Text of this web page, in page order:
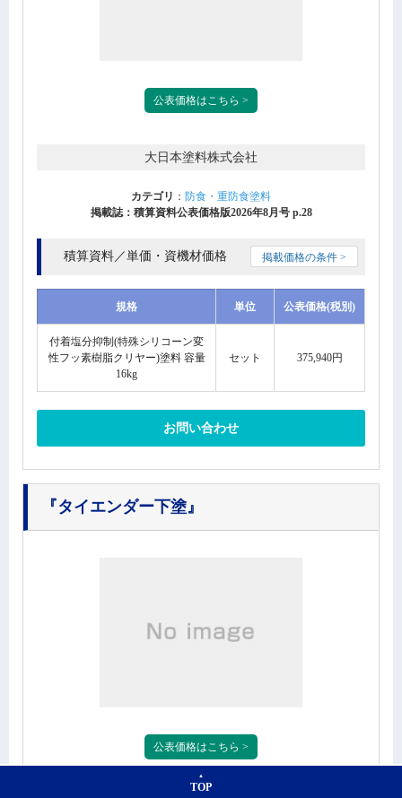
公表価格はこちら >
大日本塗料株式会社
カテゴリ ： 防食・重防食塗料
掲載誌：積算資料公表価格版2026年8月号 p.28
積算資料／単価・資機材価格 掲載価格の条件 >
規格 単位 公表価格(税別)
付着塩分抑制(特殊シリコーン変
性フッ素樹脂クリヤー)塗料 容量
16kg
セット 375,940円
お問い合わせ
『タイエンダー下塗』
公表価格はこちら >
TOP